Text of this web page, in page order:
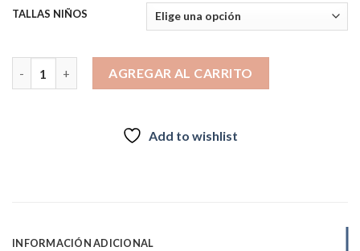
original
$79.990.
actual
es:
$49.000.
TALLAS NIÑOS
AGREGAR AL CARRITO
Add to wishlist
INFORMACIÓN ADICIONAL